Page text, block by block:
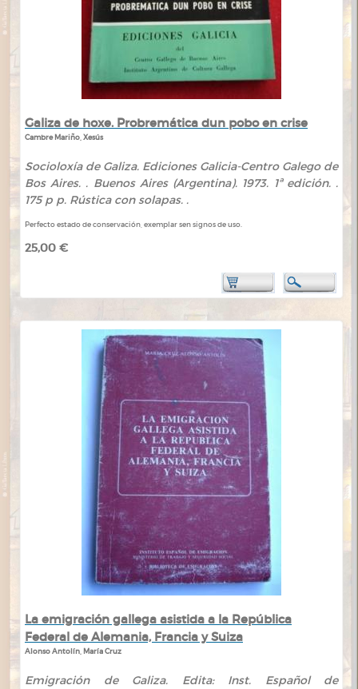
Galiza de hoxe. Probremática dun pobo en crise
Cambre Mariño, Xesús
Socioloxía de Galiza. Ediciones Galicia-Centro Galego de
Bos Aires. . Buenos Aires (Argentina). 1973. 1ª edición. .
175 p p. Rústica con solapas. .
Perfecto estado de conservación, exemplar sen signos de uso.
25,00 €
La emigración gallega asistida a la República
Federal de Alemania, Francia y Suiza
Alonso Antolín, María Cruz
Emigración de Galiza. Edita: Inst. Español de